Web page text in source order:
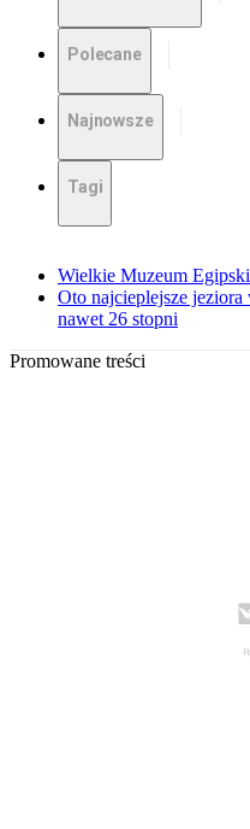
Polecane
Najnowsze
Tagi
Wielkie Muzeum
Oto najcieplejsze jeziora
nawet 26 stopni
Promowane treści